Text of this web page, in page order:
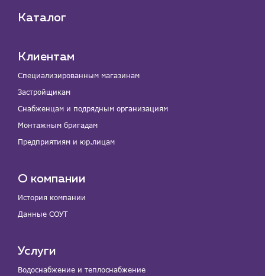
Каталог
Клиентам
Специализированным магазинам
Застройщикам
Снабженцам и подрядным организациям
Монтажным бригадам
Предприятиям и юр.лицам
О компании
История компании
Данные СОУТ
Услуги
Водоснабжение и теплоснабжение